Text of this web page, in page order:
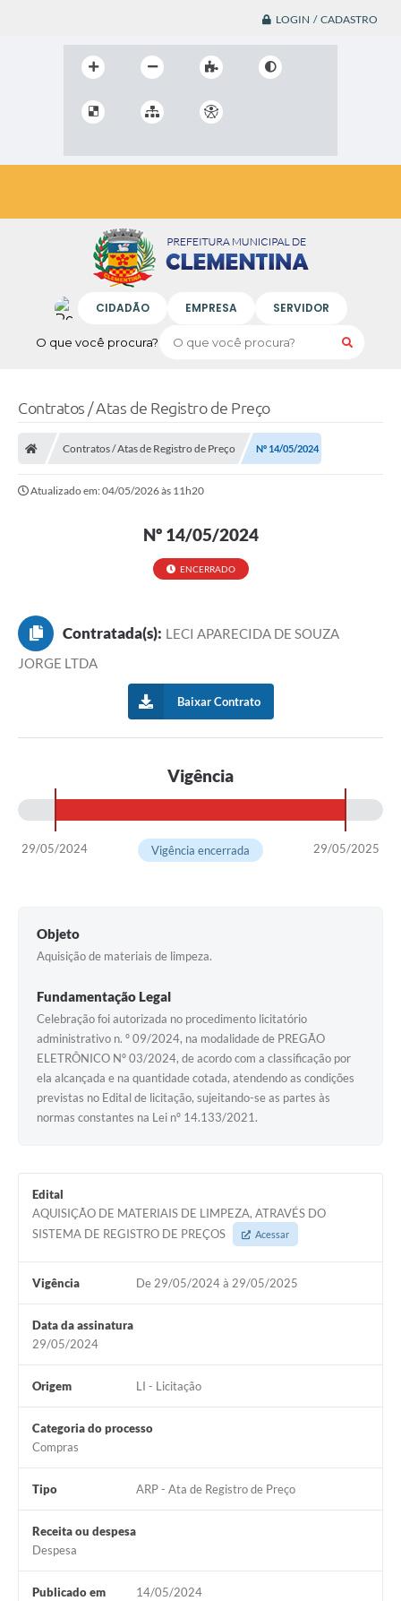
LOGIN / CADASTRO
O que você procura?
CIDADÃO EMPRESA SERVIDOR
Contratos / Atas de Registro de Preço
Contratos / Atas de Registro de Preço Nº 14/05/2024
Atualizado em: 04/05/2026 às 11h20
Nº 14/05/2024
ENCERRADO
Contratada(s): LECI APARECIDA DE SOUZA
JORGE LTDA
Baixar Contrato
Vigência
29/05/2024 29/05/2025
Vigência encerrada
Objeto
Aquisição de materiais de limpeza.
Fundamentação Legal
Celebração foi autorizada no procedimento licitatório
administrativo n. º 09/2024, na modalidade de PREGÃO
ELETRÔNICO Nº 03/2024, de acordo com a classificação por
ela alcançada e na quantidade cotada, atendendo as condições
previstas no Edital de licitação, sujeitando-se as partes às
normas constantes na Lei nº 14.133/2021.
Edital
AQUISIÇÃO DE MATERIAIS DE LIMPEZA, ATRAVÉS DO
SISTEMA DE REGISTRO DE PREÇOS
Acessar
Vigência De 29/05/2024 à 29/05/2025
Data da assinatura
29/05/2024
Origem LI - Licitação
Categoria do processo
Compras
Tipo ARP - Ata de Registro de Preço
Receita ou despesa
Despesa
Publicado em 14/05/2024